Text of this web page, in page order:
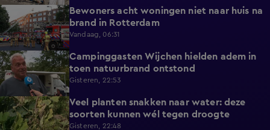
0:34
Bewoners acht woningen niet naar huis na
brand in Rotterdam
Vandaag, 06:31
2:10
Campinggasten Wijchen hielden adem in
toen natuurbrand ontstond
Gisteren, 22:53
2:14
Veel planten snakken naar water: deze
soorten kunnen wél tegen droogte
Gisteren, 22:48